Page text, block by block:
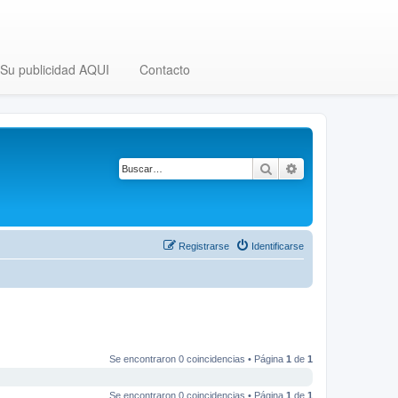
publicidad AQUI Contacto
Buscar
Identificarse
Registrarse
Se encontraron 0 coincidencias • Página 1 de 1
Se encontraron 0 coincidencias • Página 1 de 1